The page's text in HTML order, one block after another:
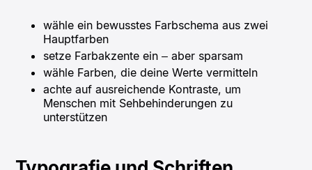
wähle ein bewusstes Farbschema aus zwei
Hauptfarben
setze Farbakzente ein – aber sparsam
wähle Farben, die deine Werte vermitteln
achte auf ausreichende Kontraste, um
Menschen mit Sehbehinderungen zu
unterstützen